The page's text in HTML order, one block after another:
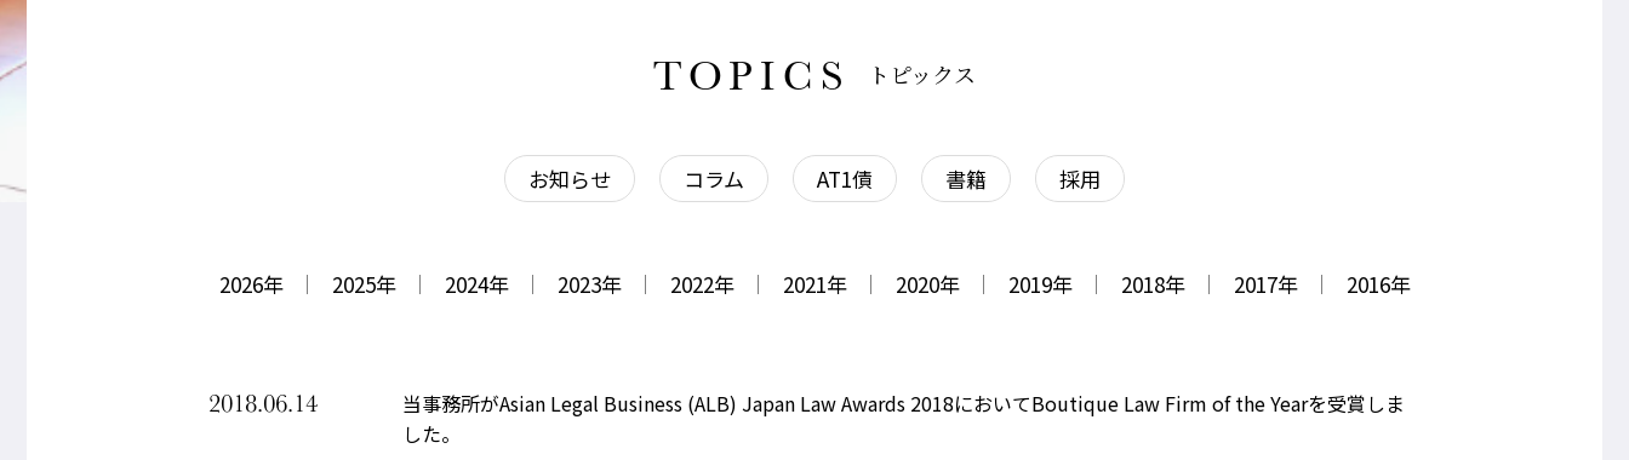
TOPICS トピックス
お知らせ コラム AT1債 書籍 採用
2026年 2025年 2024年 2023年 2022年 2021年 2020年 2019年 2018年 2017年 2016年
2018.06.14
当事務所がAsian Legal Business (ALB) Japan Law Awards 2018においてBoutique Law Firm of the Yearを受賞しま
した。